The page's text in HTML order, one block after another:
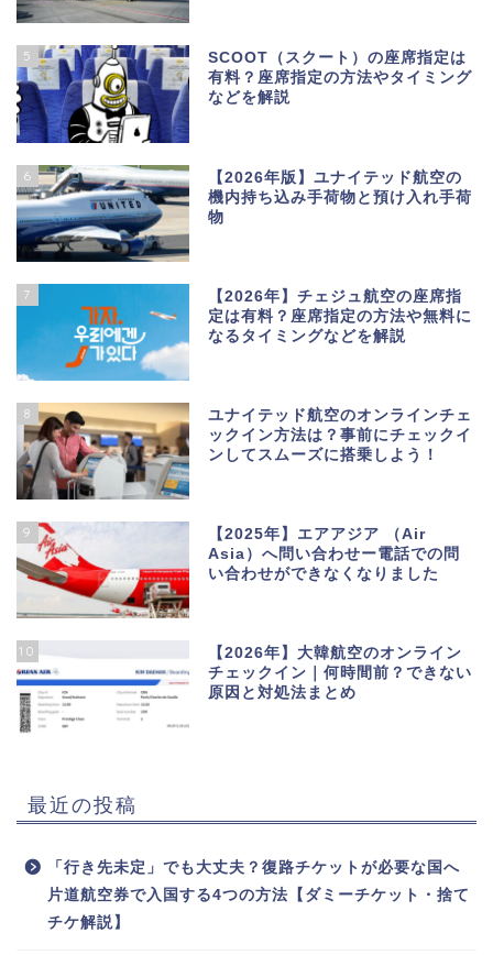
5
SCOOT（スクート）の座席指定は
有料？座席指定の方法やタイミング
などを解説
6
【2026年版】ユナイテッド航空の
機内持ち込み手荷物と預け入れ手荷
物
7
【2026年】チェジュ航空の座席指
定は有料？座席指定の方法や無料に
なるタイミングなどを解説
8
ユナイテッド航空のオンラインチェ
ックイン方法は？事前にチェックイ
ンしてスムーズに搭乗しよう！
9
【2025年】エアアジア （Air
Asia）へ問い合わせー電話での問
い合わせができなくなりました
10
【2026年】大韓航空のオンライン
チェックイン｜何時間前？できない
原因と対処法まとめ
最近の投稿
「行き先未定」でも大丈夫？復路チケットが必要な国へ
片道航空券で入国する4つの方法【ダミーチケット・捨て
チケ解説】